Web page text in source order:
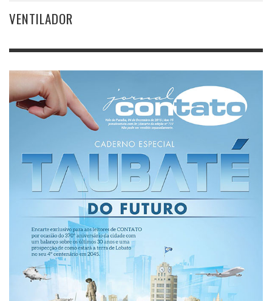
VENTILADOR